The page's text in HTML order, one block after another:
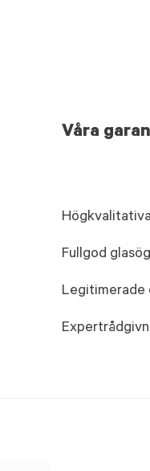
Våra
Fullgod
Legitimerade